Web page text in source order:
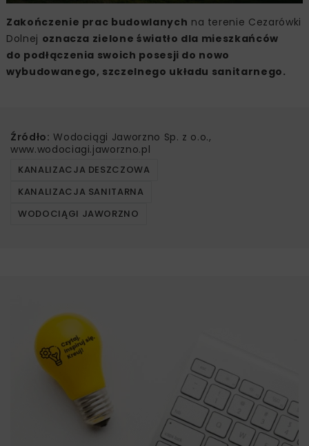
Zakończenie prac budowlanych na terenie Cezarówki
Dolnej oznacza zielone światło dla mieszkańców
do podłączenia swoich posesji do nowo
wybudowanego, szczelnego układu sanitarnego.
Źródło: Wodociągi Jaworzno Sp. z o.o.,
www.wodociagi.jaworzno.pl
KANALIZACJA DESZCZOWA
KANALIZACJA SANITARNA
WODOCIĄGI JAWORZNO